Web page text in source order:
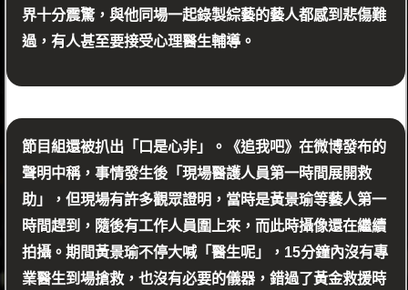
界十分震驚，與他同場一起錄製綜藝的藝人都感到悲傷難
過，有人甚至要接受心理醫生輔導。
節目組還被扒出「口是心非」。《追我吧》在微博發布的
聲明中稱，事情發生後「現場醫護人員第一時間展開救
助」，但現場有許多觀眾證明，當時是黃景瑜等藝人第一
時間趕到，隨後有工作人員圍上來，而此時攝像還在繼續
拍攝。期間黃景瑜不停大喊「醫生呢」，15分鐘內沒有專
業醫生到場搶救，也沒有必要的儀器，錯過了黃金救援時